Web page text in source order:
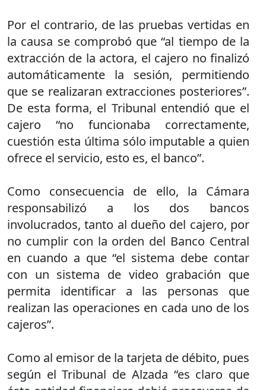
Por el contrario, de las pruebas vertidas en
la causa se comprobó que “al tiempo de la
extracción de la actora, el cajero no finalizó
automáticamente la sesión, permitiendo
que se realizaran extracciones posteriores”.
De esta forma, el Tribunal entendió que el
cajero “no funcionaba correctamente,
cuestión esta última sólo imputable a quien
ofrece el servicio, esto es, el banco”.
Como consecuencia de ello, la Cámara
responsabilizó a los dos bancos
involucrados, tanto al dueño del cajero, por
no cumplir con la orden del Banco Central
en cuando a que “el sistema debe contar
con un sistema de video grabación que
permita identificar a las personas que
realizan las operaciones en cada uno de los
cajeros”.
Como al emisor de la tarjeta de débito, pues
según el Tribunal de Alzada “es claro que